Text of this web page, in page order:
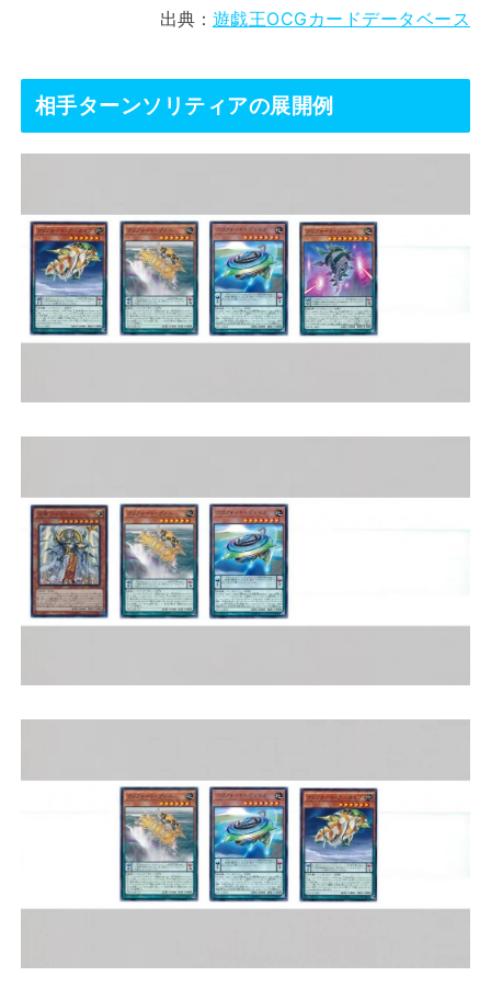
出典： 遊戯王OCGカードデータベース
相手ターンソリティアの展開例